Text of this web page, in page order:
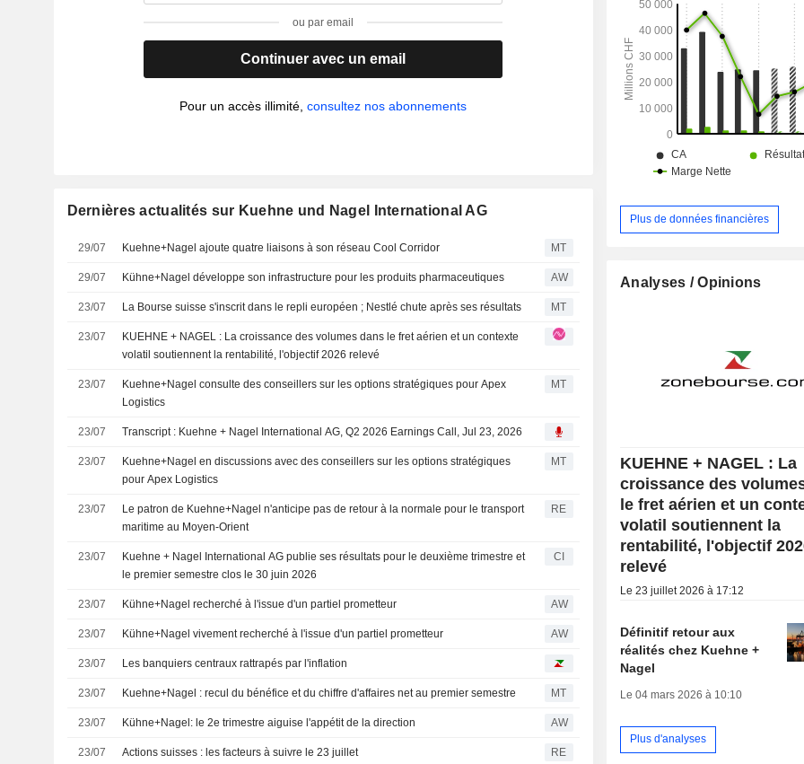
ou par email
Continuer avec un email
Pour un accès illimité,consultez nos abonnements
Dernières actualités sur Kuehne und Nagel International AG
29/07 Kuehne+Nagel ajoute quatre liaisons à son réseau Cool Corridor MT
29/07 Kühne+Nagel développe son infrastructure pour les produits pharmaceutiques AW
23/07 La Bourse suisse s'inscrit dans le repli européen ; Nestlé chute après ses résultats MT
23/07
KUEHNE + NAGEL : La croissance des volumes dans le fret aérien et un contexte
volatil soutiennent la rentabilité, l'objectif 2026 relevé
23/07
Kuehne+Nagel consulte des conseillers sur les options stratégiques pour Apex
Logistics
MT
23/07 Transcript : Kuehne + Nagel International AG, Q2 2026 Earnings Call, Jul 23, 2026
23/07
Kuehne+Nagel en discussions avec des conseillers sur les options stratégiques
pour Apex Logistics
MT
23/07
Le patron de Kuehne+Nagel n'anticipe pas de retour à la normale pour le transport
maritime au Moyen-Orient
RE
23/07
Kuehne + Nagel International AG publie ses résultats pour le deuxième trimestre et
le premier semestre clos le 30 juin 2026
CI
23/07 Kühne+Nagel recherché à l'issue d'un partiel prometteur AW
23/07 Kühne+Nagel vivement recherché à l'issue d'un partiel prometteur AW
23/07 Les banquiers centraux rattrapés par l'inflation
23/07 Kuehne+Nagel : recul du bénéfice et du chiffre d'affaires net au premier semestre MT
23/07 Kühne+Nagel: le 2e trimestre aiguise l'appétit de la direction AW
23/07 Actions suisses : les facteurs à suivre le 23 juillet RE
Plus de données financières
Analyses / Opinions
KUEHNE + NAGEL : La
croissance des
le fret aérien et un
volatil soutiennent la
rentabilité, l'objectif
relevé
Le 23 juillet 2026 à 17:12
Définitif retour aux
réalités chez Kuehne +
Nagel
Le 04 mars 2026 à 10:10
Plus d'analyses